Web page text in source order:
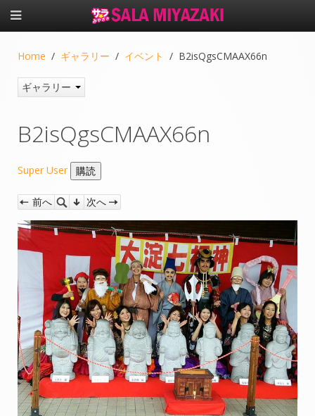
Home ギャラリー イベント B2isQgsCMAAX66n
ギャラリー
B2isQgsCMAAX66n
Super User
前へ 次へ